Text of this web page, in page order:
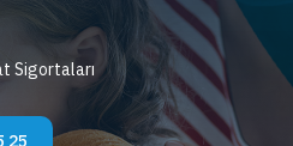
Sigortaları
25